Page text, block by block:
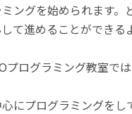
ングを始められます
て進めることができる
プログラミング教室で
にプログラミングを